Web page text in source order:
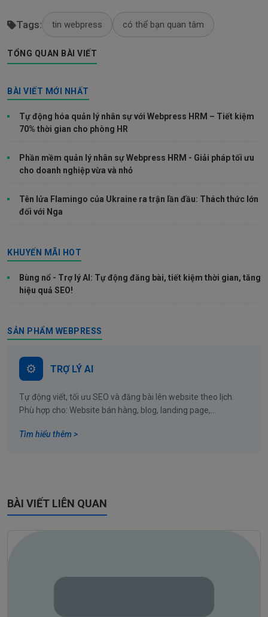
TỔNG QUAN BÀI VIẾT
Tags: tin webpress có thể bạn quan tâm
BÀI VIẾT MỚI NHẤT
Tự động hóa quản lý nhân sự với Webpress HRM – Tiết kiệm
70% thời gian cho phòng HR
Phần mềm quản lý nhân sự Webpress HRM - Giải pháp tối ưu
cho doanh nghiệp vừa và nhỏ
Tên lửa Flamingo của Ukraine ra trận lần đầu: Thách thức lớn
đối với Nga
KHUYẾN MÃI HOT
Bùng nổ - Trợ lý AI: Tự động đăng bài, tiết kiệm thời gian, tăng
hiệu quả SEO!
SẢN PHẨM WEBPRESS
TRỢ LÝ AI
Tự động viết, tối ưu SEO và đăng bài lên website theo lịch.
Phù hợp cho: Website bán hàng, blog, landing page,...
Tìm hiểu thêm >
BÀI VIẾT LIÊN QUAN